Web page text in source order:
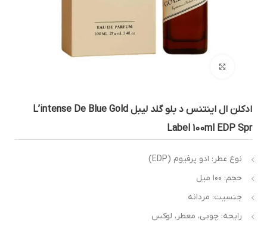
بزرگنمایی تصویر
ادکلن ال اینتنس د بلو گلد لیبل L’intense De Blue Gold
Label 100ml EDP
نوع عطر: ادو پرفیوم (EDP)
حجم: ۱۰۰ میل
جنسیت: مردانه
رایحه: چوبی، معطر، لوکس